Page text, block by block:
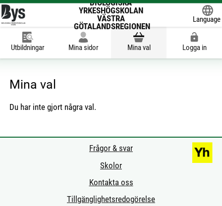
BIOLOGISKA
YRKESHÖGSKOLAN
VÄSTRA
GÖTALANDSREGIONEN
Language
Utbildningar Mina sidor Mina val Logga in
Mina val
Du har inte gjort några val.
Frågor & svar
Skolor
Kontakta oss
Tillgänglighetsredogörelse